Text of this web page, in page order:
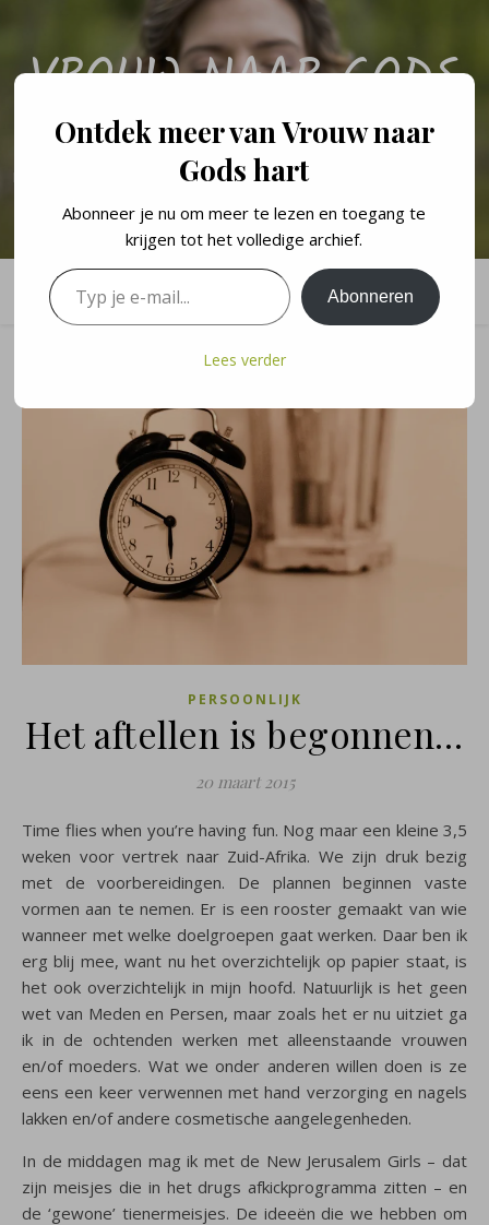
VROUW NAAR GODS
HART
Een persoonlijk blog over de levenslessen en geloofswandel van een
PERSOONLIJK
Het aftellen is begonnen…
20 maart 2015
Time flies when you’re having fun. Nog maar een kleine 3,5
weken voor vertrek naar Zuid-Afrika. We zijn druk bezig
met de voorbereidingen. De plannen beginnen vaste
vormen aan te nemen. Er is een rooster gemaakt van wie
wanneer met welke doelgroepen gaat werken. Daar ben ik
erg blij mee, want nu het overzichtelijk op papier staat, is
het ook overzichtelijk in mijn hoofd. Natuurlijk is het geen
wet van Meden en Persen, maar zoals het er nu uitziet ga
ik in de ochtenden werken met alleenstaande vrouwen
en/of moeders. Wat we onder anderen willen doen is ze
eens een keer verwennen met hand verzorging en nagels
lakken en/of andere cosmetische aangelegenheden.
In de middagen mag ik met de New Jerusalem Girls – dat
zijn meisjes die in het drugs afkickprogramma zitten – en
de ‘gewone’ tienermeisjes. De ideeën die we hebben om
Ontdek meer van Vrouw naar
Gods hart
Abonneer je nu om meer te lezen en toegang te
krijgen tot het volledige archief.
Typ je e-mail...
Abonneren
Lees verder